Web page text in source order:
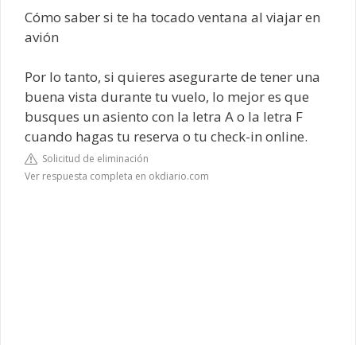
Cómo saber si te ha tocado ventana al viajar en
avión
Por lo tanto, si quieres asegurarte de tener una
buena vista durante tu vuelo, lo mejor es que
busques un asiento con la letra A o la letra F
cuando hagas tu reserva o tu check-in online.
Solicitud de eliminación
Ver respuesta completa en okdiario.com